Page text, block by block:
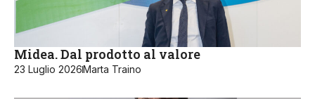
Midea. Dal prodotto al valore
23 Luglio 2026Marta Traino